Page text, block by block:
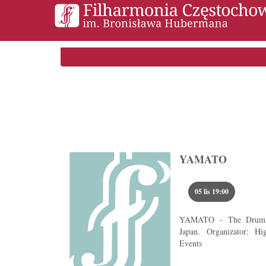
YAMATO
05 lis 19:00Przejdź do
YAMATO - The
Japan. Organizator:
Events